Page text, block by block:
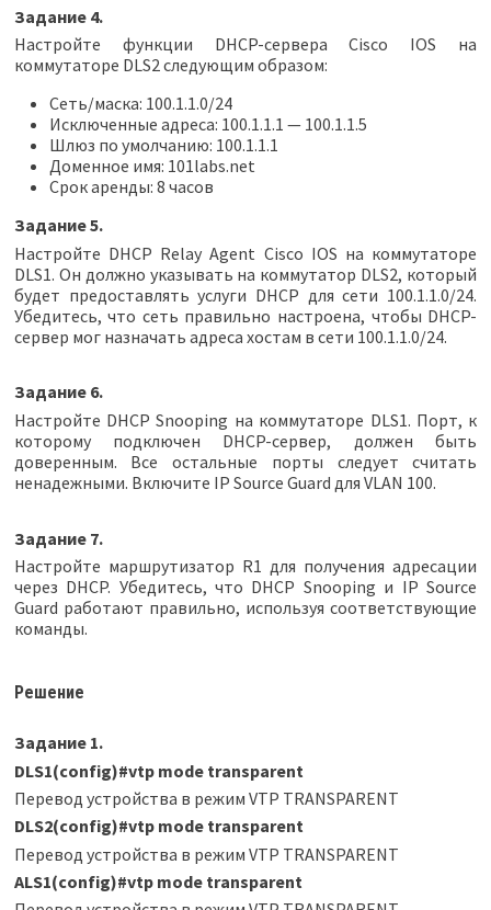
Задание 4.
Настройте функции DHCP-сервера Cisco IOS на
коммутаторе DLS2 следующим образом:
Сеть/маска: 100.1.1.0/24
Исключенные адреса: 100.1.1.1 — 100.1.1.5
Шлюз по умолчанию: 100.1.1.1
Доменное имя: 101labs.net
Срок аренды: 8 часов
Задание 5.
Настройте DHCP Relay Agent Cisco IOS на коммутаторе
DLS1. Он должно указывать на коммутатор DLS2, который
будет предоставлять услуги DHCP для сети 100.1.1.0/24.
Убедитесь, что сеть правильно настроена, чтобы DHCP-
сервер мог назначать адреса хостам в сети 100.1.1.0/24.
Задание 6.
Настройте DHCP Snooping на коммутаторе DLS1. Порт, к
которому подключен DHCP-сервер, должен быть
доверенным. Все остальные порты следует считать
ненадежными. Включите IP Source Guard для VLAN 100.
Задание 7.
Настройте маршрутизатор R1 для получения адресации
через DHCP. Убедитесь, что DHCP Snooping и IP Source
Guard работают правильно, используя соответствующие
команды.
Решение
Задание 1.
DLS1(config)#vtp mode transparent
Перевод устройства в режим VTP TRANSPARENT
DLS2(config)#vtp mode transparent
Перевод устройства в режим VTP TRANSPARENT
ALS1(config)#vtp mode transparent